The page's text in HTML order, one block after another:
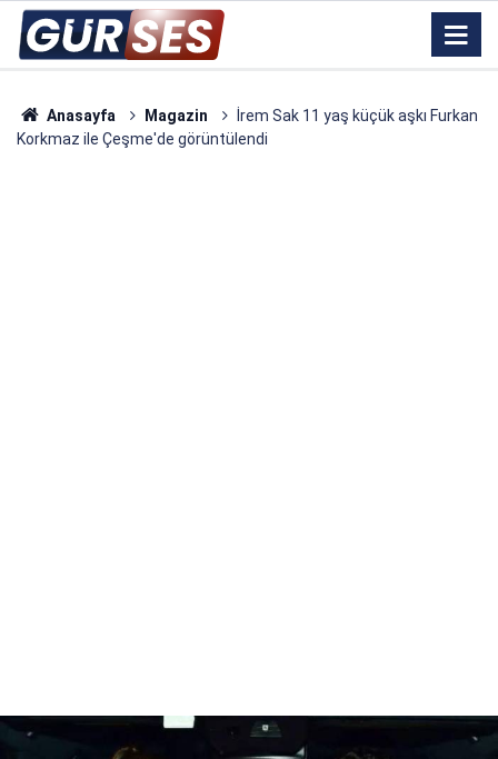
Anasayfa Magazin
İrem Sak 11 yaş küçük aşkı Furkan
Korkmaz ile Çeşme'de görüntülendi